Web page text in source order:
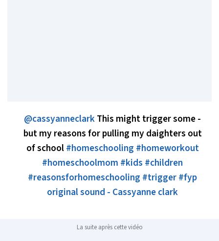
@cassyanneclarkThis might trigger some -
but my reasons for pulling my daighters out
of school#homeschooling #homeworkout
#homeschoolmom #kids #children
#reasonsforhomeschooling #trigger#fyp
original sound - Cassyanne clark
La suite après cette vidéo